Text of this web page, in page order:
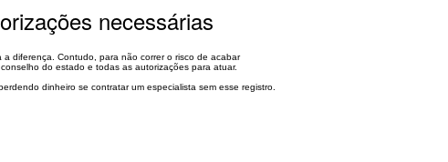
necessárias
diferença. Contudo, para não correr o risco de acabar
conselho do estado e todas as autorizações para atuar.
dinheiro se contratar um especialista sem esse registro.